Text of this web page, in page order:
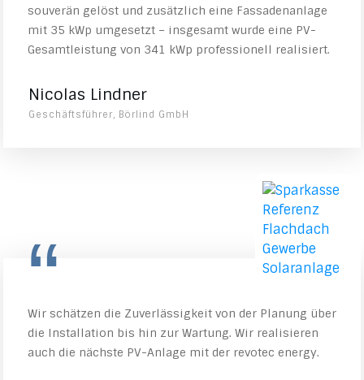
souverän gelöst und zusätzlich eine Fassadenanlage
mit 35 kWp umgesetzt – insgesamt wurde eine PV-
Gesamtleistung von 341 kWp professionell realisiert.
Nicolas Lindner
Geschäftsführer, Börlind GmbH
“
Wir schätzen die Zuverlässigkeit von der Planung über
die Installation bis hin zur Wartung. Wir realisieren
auch die nächste PV-Anlage mit der revotec energy.